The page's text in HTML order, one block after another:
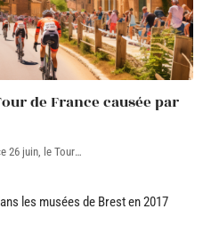
de France causée par
26 juin, le Tour…